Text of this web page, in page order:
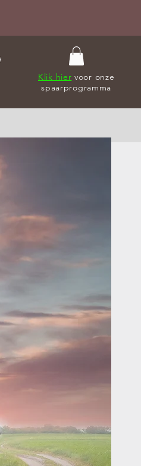
Klik hier voor onze
spaarprogramma